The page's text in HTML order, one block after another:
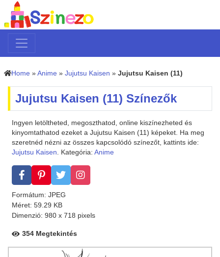
Home » Anime » Jujutsu Kaisen » Jujutsu Kaisen (11)
Jujutsu Kaisen (11) Színezők
Ingyen letöltheted, megoszthatod, online kiszínezheted és
kinyomtathatod ezeket a Jujutsu Kaisen (11) képeket. Ha meg
szeretnéd nézni az összes kapcsolódó színezőt, kattints ide:
Jujutsu Kaisen. Kategória: Anime
Formátum: JPEG
Méret: 59.29 KB
Dimenzió: 980 x 718 pixels
354 Megtekintés